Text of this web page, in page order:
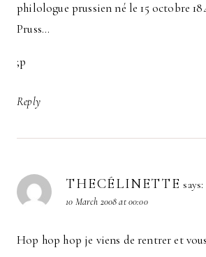
philologue prussien né le 15 octobre
Pruss…
;p
Reply
THECÉLINETTE says:
10 March 2008 at 00:00
Hop hop hop je viens de rentrer et